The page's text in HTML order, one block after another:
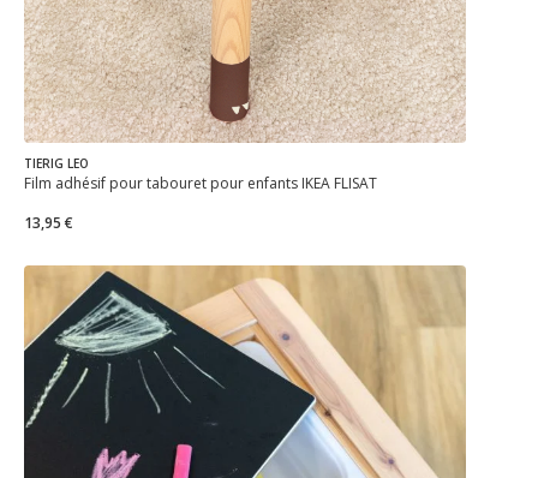
TIERIG LEO
Film adhésif pour tabouret pour enfants IKEA FLISAT
13,95 €